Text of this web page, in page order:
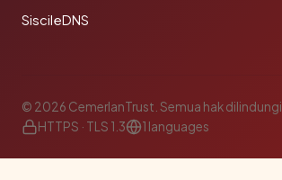
SiscileDNS
© 2026 CemerlanTrust. Semua hak dilindungi.
HTTPS · TLS 1.3
1 languages